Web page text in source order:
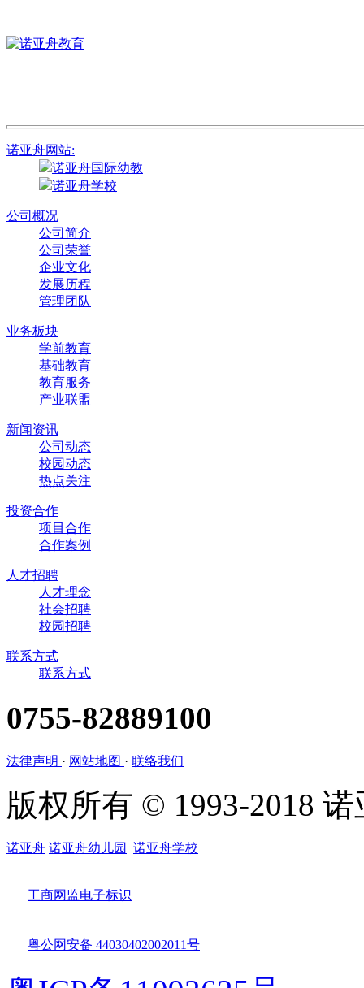
诺亚舟网站:
诺亚舟国际幼教
诺亚舟学校
公司概况
公司简介
公司荣誉
企业文化
发展历程
管理团队
业务板块
学前教育
基础教育
教育服务
产业联盟
新闻资讯
公司动态
校园动态
热点关注
投资合作
项目合作
合作案例
人才招聘
人才理念
社会招聘
校园招聘
联系方式
联系方式
0755-82889100
法律声明 · 网站地图 · 联络我们
版权所有 © 1993-2018
诺亚舟 诺亚舟幼儿园 诺亚舟学校
工商网监电子标识
粤公网安备 44030402002011号